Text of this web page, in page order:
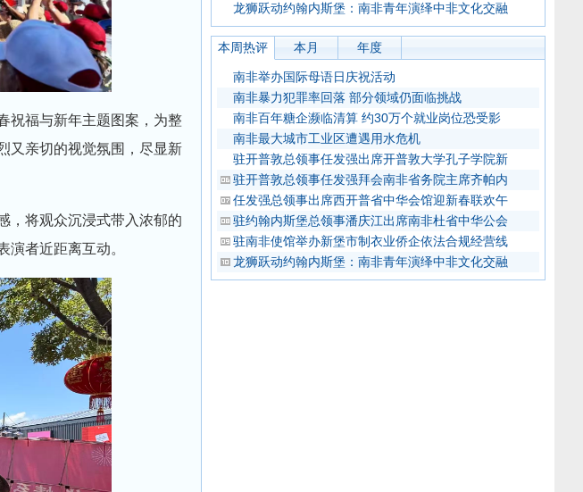
祝福与新年主题图案，为整
又亲切的视觉氛围，尽显新
，将观众沉浸式带入浓郁的
者近距离互动。
龙狮跃动约翰内斯堡：南非青年演绎中非文化交融
本周热评 本月 年度
南非举办国际母语日庆祝活动
南非暴力犯罪率回落 部分领域仍面临挑战
南非百年糖企濒临清算 约30万个就业岗位恐受影
南非最大城市工业区遭遇用水危机
驻开普敦总领事任发强出席开普敦大学孔子学院新
驻开普敦总领事任发强拜会南非省务院主席齐帕内
任发强总领事出席西开普省中华会馆迎新春联欢午
驻约翰内斯堡总领事潘庆江出席南非杜省中华公会
驻南非使馆举办新堡市制衣业侨企依法合规经营线
龙狮跃动约翰内斯堡：南非青年演绎中非文化交融